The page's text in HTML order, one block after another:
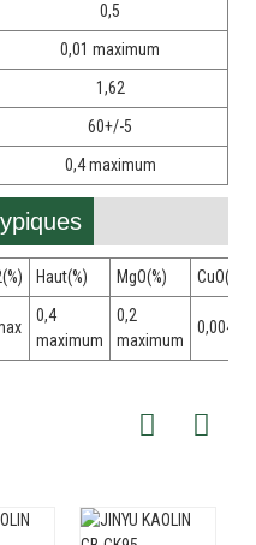
0,5
0,01 maximum
1,62
60+/-5
0,4 maximum
Haut(%) MgO(%) CuO(%)
0,4
maximum
0,2
maximum